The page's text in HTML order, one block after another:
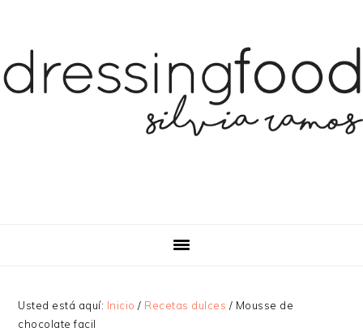
navegación
principal
principal
barra
lateral
Usted está aquí: Inicio / Recetas dulces / Mousse de
chocolate facil